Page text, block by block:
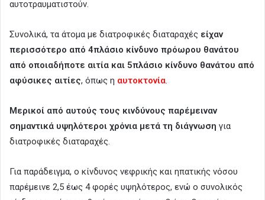
αυτοτραυματιστούν.
Συνολικά, τα άτομα με διατροφικές διαταραχές είχαν
περισσότερο από 4πλάσιο κίνδυνο πρόωρου θανάτου
από οποιαδήποτε αιτία και 5πλάσιο κίνδυνο θανάτου από
αφύσικες αιτίες, όπως η αυτοκτονία.
Μερικοί από αυτούς τους κινδύνους παρέμειναν
σημαντικά υψηλότεροι χρόνια μετά τη διάγνωση για
διατροφικές διαταραχές.
Για παράδειγμα, ο κίνδυνος νεφρικής και ηπατικής νόσου
παρέμεινε 2,5 έως 4 φορές υψηλότερος, ενώ ο συνολικός